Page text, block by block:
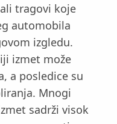
tragovi koje
automobila
izgledu.
izmet može
a posledice su
Mnogi
sadrži visok